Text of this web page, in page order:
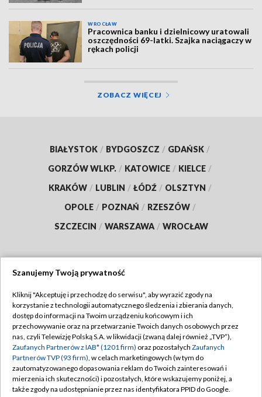
WROCŁAW
Pracownica banku i dzielnicowy uratowali
oszczędności 69-latki. Szajka naciągaczy w
rękach policji
ZOBACZ WIĘCEJ
BIAŁYSTOK / BYDGOSZCZ / GDAŃSK /
GORZÓW WLKP. / KATOWICE / KIELCE /
KRAKÓW / LUBLIN / ŁÓDŹ / OLSZTYN /
OPOLE / POZNAŃ / RZESZÓW /
SZCZECIN / WARSZAWA / WROCŁAW
TVP
Abonament TVP
Emisja w TVP
Centrum informacji TVP
Naziemna Telewizja Cyfrowa
Regulamin TVP
Polityka prywatności
Moje zgody
Pomoc
Szanujemy Twoją prywatność
Kliknij "Akceptuję i przechodzę do serwisu", aby wyrazić zgody na
korzystanie z technologii automatycznego śledzenia i zbierania danych,
dostęp do informacji na Twoim urządzeniu końcowym i ich
przechowywanie oraz na przetwarzanie Twoich danych osobowych przez
nas, czyli Telewizję Polską S.A. w likwidacji (zwaną dalej również „TVP”),
Zaufanych Partnerów z IAB* (1201 firm) oraz pozostałych Zaufanych
Partnerów TVP (93 firm), w celach marketingowych (w tym do
zautomatyzowanego dopasowania reklam do Twoich zainteresowań i
mierzenia ich skuteczności) i pozostałych, które wskazujemy poniżej, a
także zgody na udostępnianie przez nas identyfikatora PPID do Google.